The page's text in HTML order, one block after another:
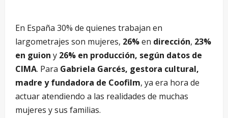
En España 30% de quienes trabajan en
largometrajes son mujeres, 26%en dirección, 23%
en guion y 26% en producción, según datos de
CIMA. Para Gabriela Garcés, gestora cultural,
madre y fundadora de Coofilm, ya era hora de
actuar atendiendo a las realidades de muchas
mujeres y sus familias.